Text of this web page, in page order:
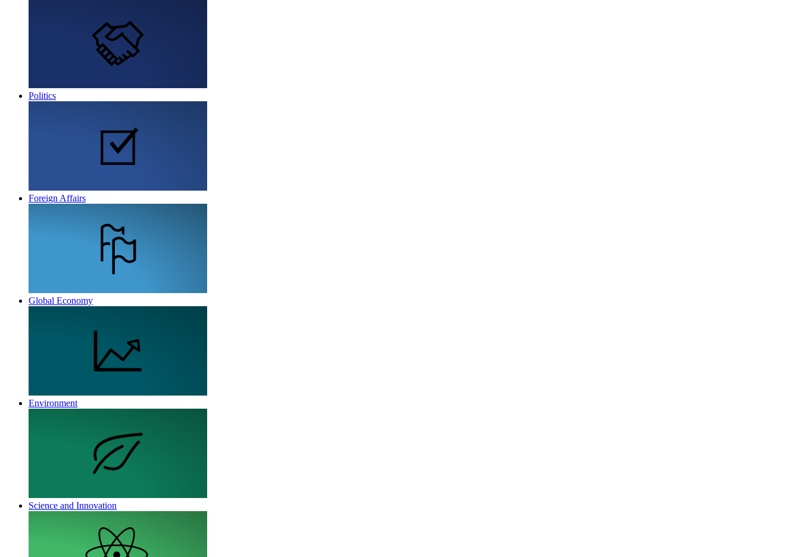
Politics
Foreign Affairs
Global Economy
Environment
Science and Innovation